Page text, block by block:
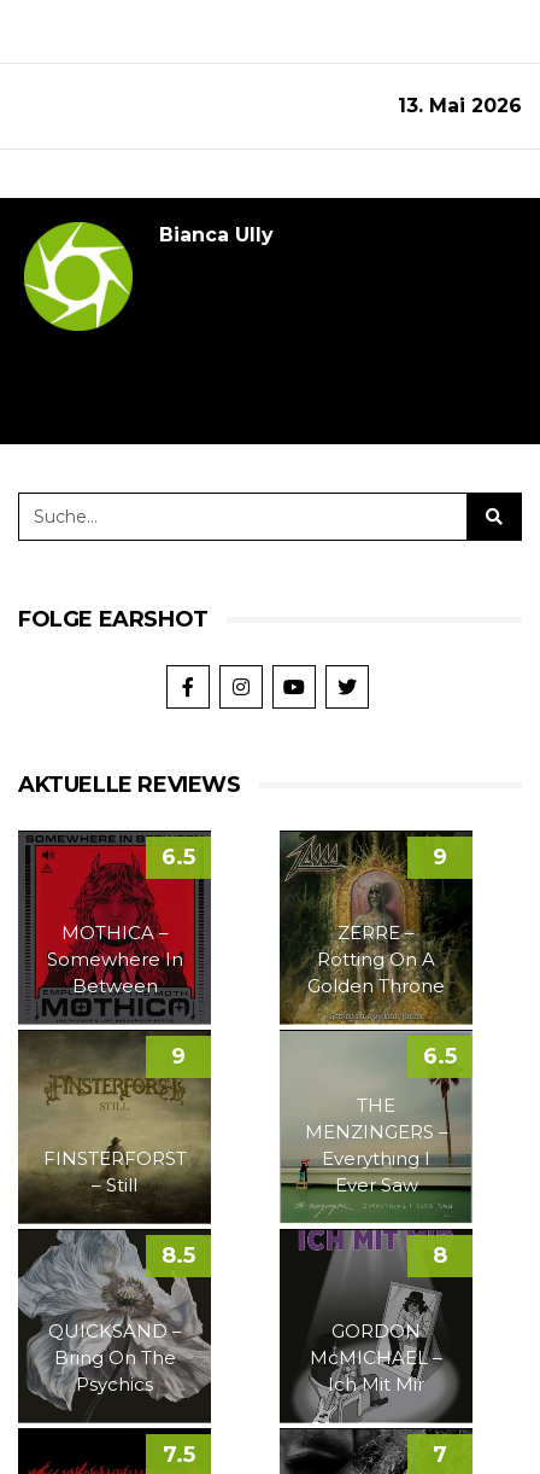
13. Mai 2026
Bianca Ully
FOLGE EARSHOT
AKTUELLE REVIEWS
MOTHICA –
Somewhere In
Between
6.5
ZERRE –
Rotting On A
Golden Throne
9
FINSTERFORST
– Still
9
THE
MENZINGERS –
Everything I
Ever Saw
6.5
QUICKSAND –
Bring On The
Psychics
8.5
GORDON
McMICHAEL –
Ich Mit Mir
8
7.5 7